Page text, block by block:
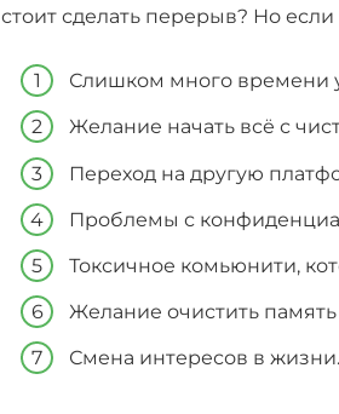
стоит сделать перерыв? Но
Слишком много времени
Желание начать всё с
Переход на другую
Проблемы с
Токсичное комьюнити,
Желание очистить память
Смена интересов в жизни.